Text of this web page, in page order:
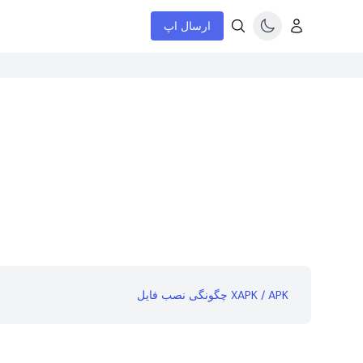
ارسال اپ
چگونگی نصب فایل XAPK / APK